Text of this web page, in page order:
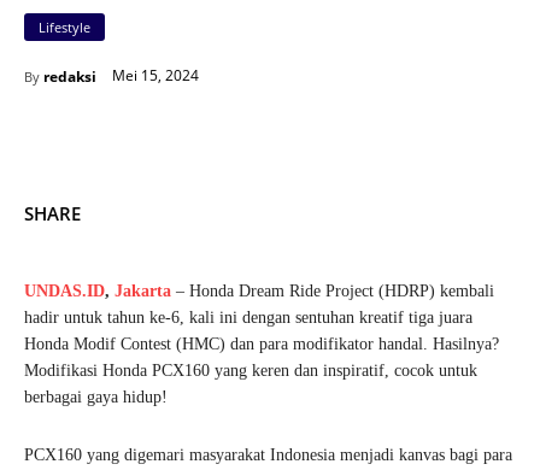
Lifestyle
By redaksi Mei 15, 2024
SHARE
UNDAS.ID, Jakarta – Honda Dream Ride Project (HDRP) kembali
hadir untuk tahun ke-6, kali ini dengan sentuhan kreatif tiga juara
Honda Modif Contest (HMC) dan para modifikator handal. Hasilnya?
Modifikasi Honda PCX160 yang keren dan inspiratif, cocok untuk
berbagai gaya hidup!
PCX160 yang digemari masyarakat Indonesia menjadi kanvas bagi para